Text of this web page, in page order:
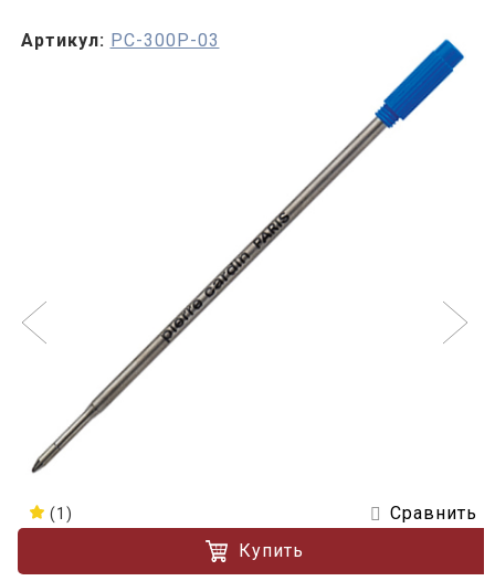
Артикул: PC-300P-03
(1)
Сравнить
Купить